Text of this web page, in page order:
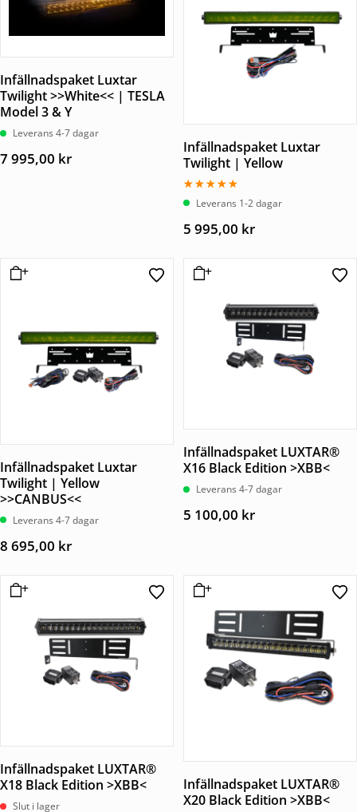
Infällnadspaket Luxtar
Twilight >>White<< | TESLA
Model 3 & Y
Leverans 4-7 dagar
7 995,00 kr
Infällnadspaket Luxtar
Twilight | Yellow
Betygsatt
5.00Leverans 1-2 dagar
5 995,00 kr
Infällnadspaket Luxtar
Twilight | Yellow
>>CANBUS<<
Leverans 4-7 dagar
8 695,00 kr
Infällnadspaket LUXTAR®
X16 Black Edition >XBB<
Leverans 4-7 dagar
5 100,00 kr
Infällnadspaket LUXTAR®
X18 Black Edition >XBB<
Slut i lager
Infällnadspaket LUXTAR®
X20 Black Edition >XBB<